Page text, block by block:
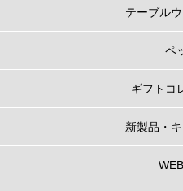
テーブル
ペ
ギフトコ
新製品・